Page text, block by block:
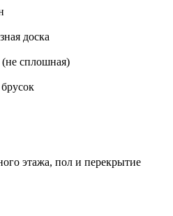
доска
(не сплошная)
этажа, пол и перекрытие